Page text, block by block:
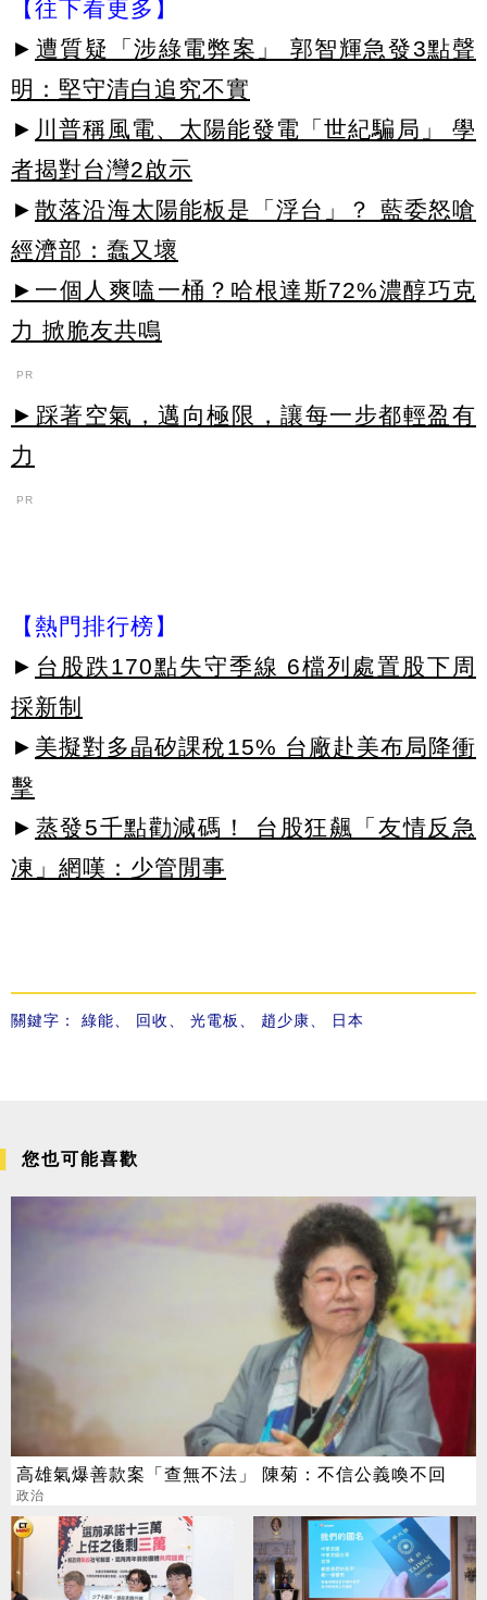
【往下看更多】
► 遭質疑「涉綠電弊案」 郭智輝急發3點聲
明：堅守清白追究不實
► 川普稱風電、太陽能發電「世紀騙局」 學
者揭對台灣2啟示
► 散落沿海太陽能板是「浮台」？ 藍委怒嗆
經濟部：蠢又壞
►一個人爽嗑一桶？哈根達斯72%濃醇巧克
力 掀脆友共鳴
PR
►踩著空氣，邁向極限，讓每一步都輕盈有
力
PR
【熱門排行榜】
► 台股跌170點失守季線 6檔列處置股下周
採新制
► 美擬對多晶矽課稅15% 台廠赴美布局降衝
擊
► 蒸發5千點勸減碼！ 台股狂飆「友情反急
凍」網嘆：少管閒事
關鍵字： 綠能 回收 光電板 趙少康 日本
您也可能喜歡
高雄氣爆善款案「查無不法」 陳菊：不信公義喚不回
政治